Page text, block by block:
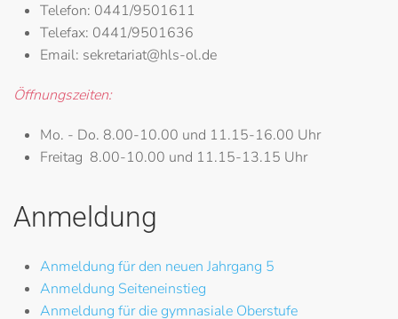
Telefon: 0441/9501611
Telefax: 0441/9501636
Email: sekretariat@hls-ol.de
Öffnungszeiten:
Mo. - Do. 8.00-10.00 und 11.15-16.00 Uhr
Freitag 8.00-10.00 und 11.15-13.15 Uhr
Anmeldung
Anmeldung für den neuen Jahrgang 5
Anmeldung Seiteneinstieg
Anmeldung für die gymnasiale Oberstufe